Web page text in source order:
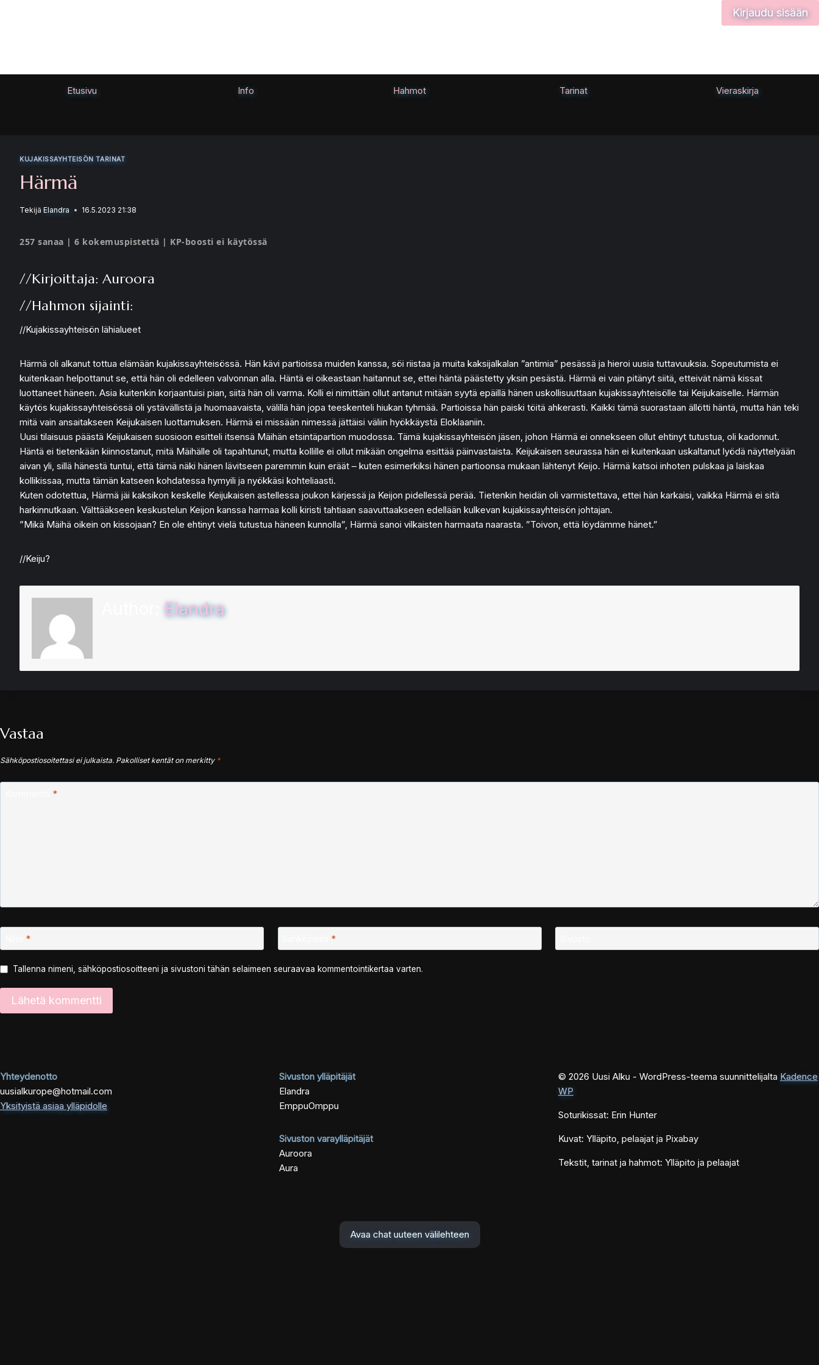
Kirjaudu sisään
Etusivu Info Hahmot Tarinat Vieraskirja
KUJAKISSAYHTEISÖN TARINAT
Härmä
Tekijä Elandra 16.5.2023 21:38
257 sanaa | 6 kokemuspistettä | KP-boosti ei käytössä
//Kirjoittaja: Auroora
//Hahmon sijainti:
//Kujakissayhteisön lähialueet
Härmä oli alkanut tottua elämään kujakissayhteisössä. Hän kävi partioissa muiden kanssa, söi riistaa ja muita kaksijalkalan ”antimia” pesässä ja hieroi uusia tuttavuuksia. Sopeutumista ei
kuitenkaan helpottanut se, että hän oli edelleen valvonnan alla. Häntä ei oikeastaan haitannut se, ettei häntä päästetty yksin pesästä. Härmä ei vain pitänyt siitä, etteivät nämä kissat
luottaneet häneen. Asia kuitenkin korjaantuisi pian, siitä hän oli varma. Kolli ei nimittäin ollut antanut mitään syytä epäillä hänen uskollisuuttaan kujakissayhteisölle tai Keijukaiselle. Härmän
käytös kujakissayhteisössä oli ystävällistä ja huomaavaista, välillä hän jopa teeskenteli hiukan tyhmää. Partioissa hän paiski töitä ahkerasti. Kaikki tämä suorastaan ällötti häntä, mutta hän teki
mitä vain ansaitakseen Keijukaisen luottamuksen. Härmä ei missään nimessä jättäisi väliin hyökkäystä Eloklaaniin.
Uusi tilaisuus päästä Keijukaisen suosioon esitteli itsensä Mäihän etsintäpartion muodossa. Tämä kujakissayhteisön jäsen, johon Härmä ei onnekseen ollut ehtinyt tutustua, oli kadonnut.
Häntä ei tietenkään kiinnostanut, mitä Mäihälle oli tapahtunut, mutta kollille ei ollut mikään ongelma esittää päinvastaista. Keijukaisen seurassa hän ei kuitenkaan uskaltanut lyödä näyttelyään
aivan yli, sillä hänestä tuntui, että tämä näki hänen lävitseen paremmin kuin eräät – kuten esimerkiksi hänen partioonsa mukaan lähtenyt Keijo. Härmä katsoi inhoten pulskaa ja laiskaa
kollikissaa, mutta tämän katseen kohdatessa hymyili ja nyökkäsi kohteliaasti.
Kuten odotettua, Härmä jäi kaksikon keskelle Keijukaisen astellessa joukon kärjessä ja Keijon pidellessä perää. Tietenkin heidän oli varmistettava, ettei hän karkaisi, vaikka Härmä ei sitä
harkinnutkaan. Välttääkseen keskustelun Keijon kanssa harmaa kolli kiristi tahtiaan saavuttaakseen edellään kulkevan kujakissayhteisön johtajan.
”Mikä Mäihä oikein on kissojaan? En ole ehtinyt vielä tutustua häneen kunnolla”, Härmä sanoi vilkaisten harmaata naarasta. ”Toivon, että löydämme hänet.”
//Keiju?
Elandra
Vastaa
Sähköpostiosoitettasi ei julkaista. Pakolliset kentät on merkitty *
*
* *
Tallenna nimeni, sähköpostiosoitteeni ja sivustoni tähän selaimeen seuraavaa kommentointikertaa varten.
Yhteydenotto
uusialkurope@hotmail.com
Yksityistä asiaa ylläpidolle
Sivuston ylläpitäjät
Elandra
EmppuOmppu
Sivuston varaylläpitäjät
Auroora
Aura
© 2026 Uusi Alku - WordPress-teema suunnittelijalta Kadence
WP
Soturikissat: Erin Hunter
Kuvat: Ylläpito, pelaajat ja Pixabay
Tekstit, tarinat ja hahmot: Ylläpito ja pelaajat
Avaa chat uuteen välilehteen